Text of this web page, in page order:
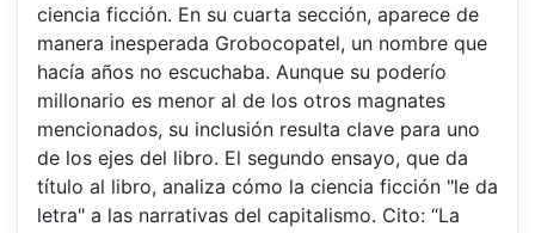
ciencia ficción. En su cuarta sección, aparece de
manera inesperada Grobocopatel, un nombre que
hacía años no escuchaba. Aunque su poderío
millonario es menor al de los otros magnates
mencionados, su inclusión resulta clave para uno
de los ejes del libro. El segundo ensayo, que da
título al libro, analiza cómo la ciencia ficción "le da
letra" a las narrativas del capitalismo. Cito: “La